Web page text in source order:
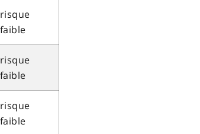
risque
faible
risque
faible
risque
faible